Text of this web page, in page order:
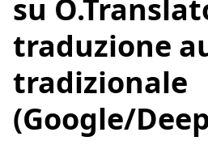
su
traduzione
tradizionale
(Google/